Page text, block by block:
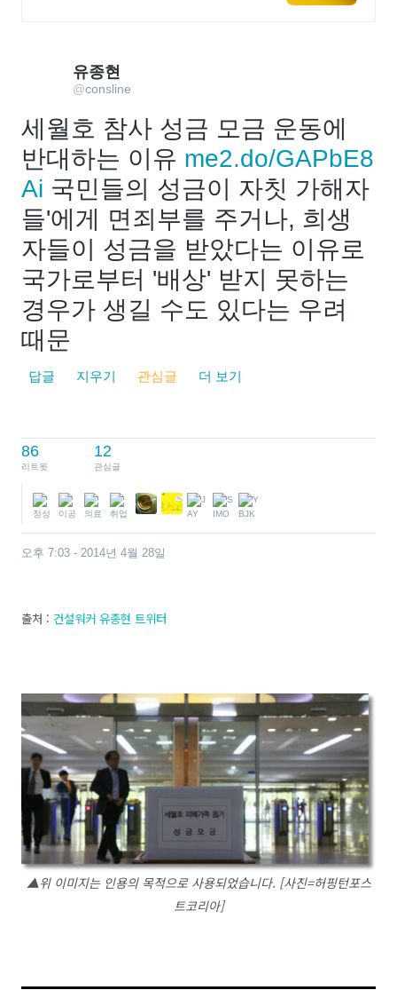
유종현
@consline
세월호 참사 성금 모금 운동에
반대하는 이유 me2.do/GAPbE8
Ai 국민들의 성금이 자칫 가해자
들'에게 면죄부를 주거나, 희생
자들이 성금을 받았다는 이유로
국가로부터 '배상' 받지 못하는
경우가 생길 수도 있다는 우려
때문
답글 지우기 관심글 더 보기
86
리트윗
12
관심글
오후 7:03 - 2014년 4월 28일
출처 : 건설워커 유종현 트위터
▲위 이미지는 인용의 목적으로 사용되었습니다. [사진=허핑턴포스
트코리아]